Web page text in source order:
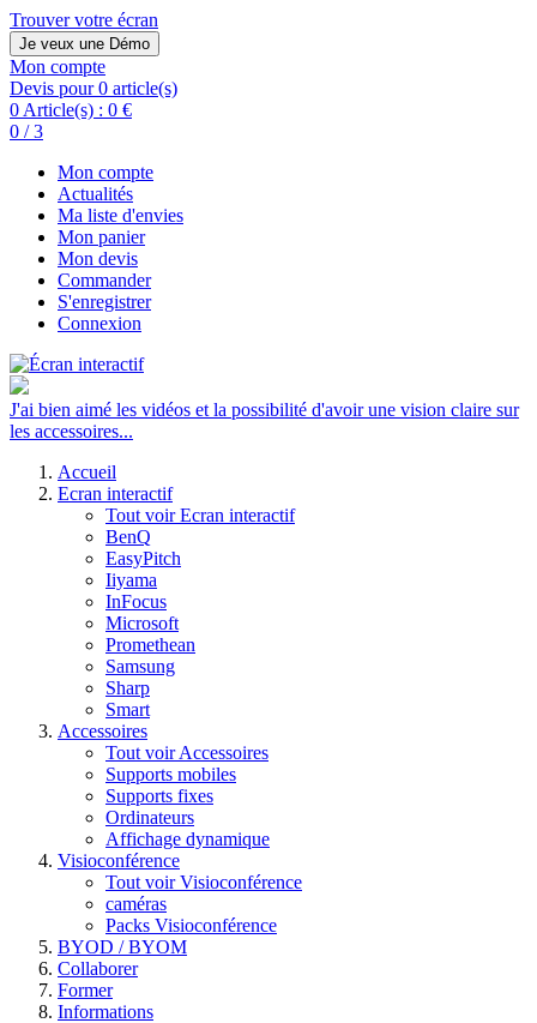
Trouver votre écran
Je veux une Démo
Mon compte
Devis pour 0 article(s)
0 Article(s) : 0 €
0 / 3
Mon compte
Actualités
Ma liste d'envies
Mon panier
Mon devis
Commander
S'enregistrer
Connexion
J'ai bien aimé les vidéos et la possibilité d'avoir une vision claire sur
les accessoires...
Accueil
Ecran interactif
Tout voir Ecran interactif
BenQ
EasyPitch
Iiyama
InFocus
Microsoft
Promethean
Samsung
Sharp
Smart
Accessoires
Tout voir Accessoires
Supports mobiles
Supports fixes
Ordinateurs
Affichage dynamique
Visioconférence
Tout voir Visioconférence
caméras
Packs Visioconférence
BYOD / BYOM
Collaborer
Former
Informations